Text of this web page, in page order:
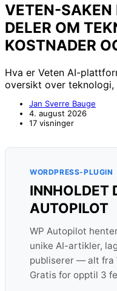
VETEN-SAKEN
DELER OM
KOSTNADER
Hva er Veten AI-
oversikt over teknologi,
Jan Sverre Bauge
4. august 2026
17 visninger
WORDPRESS-PLUGIN
INNHOLDET
AUTOPILOT
WP Autopilot
unike AI-artikler,
publiserer — alt fra
Gratis for opptil 3